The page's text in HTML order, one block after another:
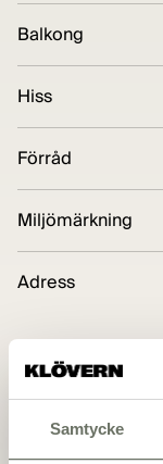
Samtycke
Balkong
Hiss
Förråd
Miljömärkning
Adress
Planritning